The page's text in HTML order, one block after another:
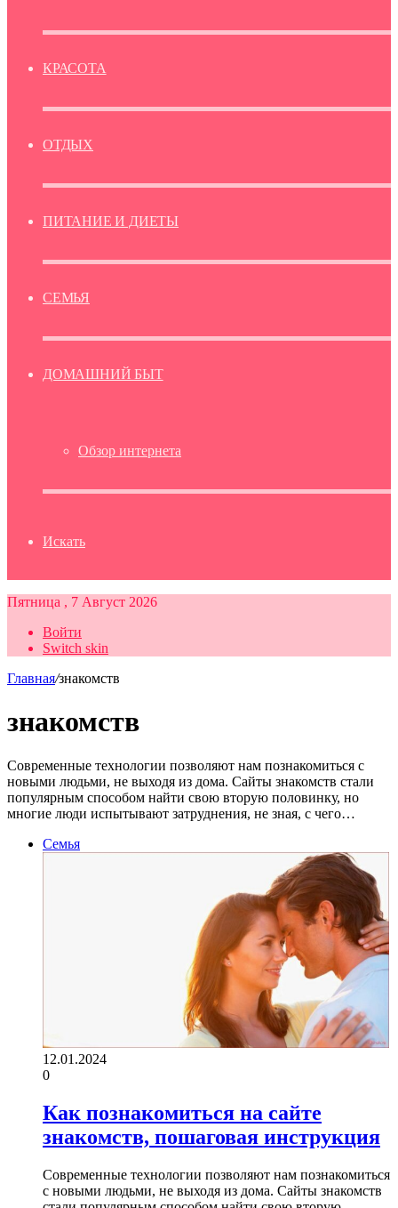
КРАСОТА
ОТДЫХ
ПИТАНИЕ И ДИЕТЫ
СЕМЬЯ
ДОМАШНИЙ БЫТ
Обзор интернета
Искать
Пятница , 7 Август 2026
Войти
Switch skin
Главная/знакомств
знакомств
Современные технологии позволяют нам познакомиться с
новыми людьми, не выходя из дома. Сайты знакомств стали
популярным способом найти свою вторую половинку, но
многие люди испытывают затруднения, не зная, с чего…
Семья
12.01.2024
0
Как познакомиться на сайте
знакомств, пошаговая инструкция
Современные технологии позволяют нам познакомиться
с новыми людьми, не выходя из дома. Сайты знакомств